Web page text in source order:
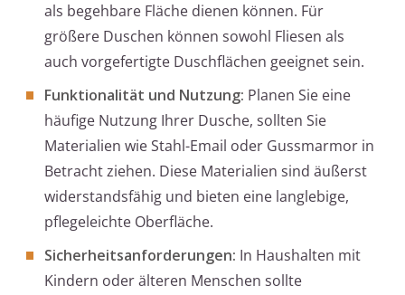
als begehbare Fläche dienen können. Für
größere Duschen können sowohl Fliesen als
auch vorgefertigte Duschflächen geeignet sein.
Funktionalität und Nutzung: Planen Sie eine
häufige Nutzung Ihrer Dusche, sollten Sie
Materialien wie Stahl-Email oder Gussmarmor in
Betracht ziehen. Diese Materialien sind äußerst
widerstandsfähig und bieten eine langlebige,
pflegeleichte Oberfläche.
Sicherheitsanforderungen: In Haushalten mit
Kindern oder älteren Menschen sollte